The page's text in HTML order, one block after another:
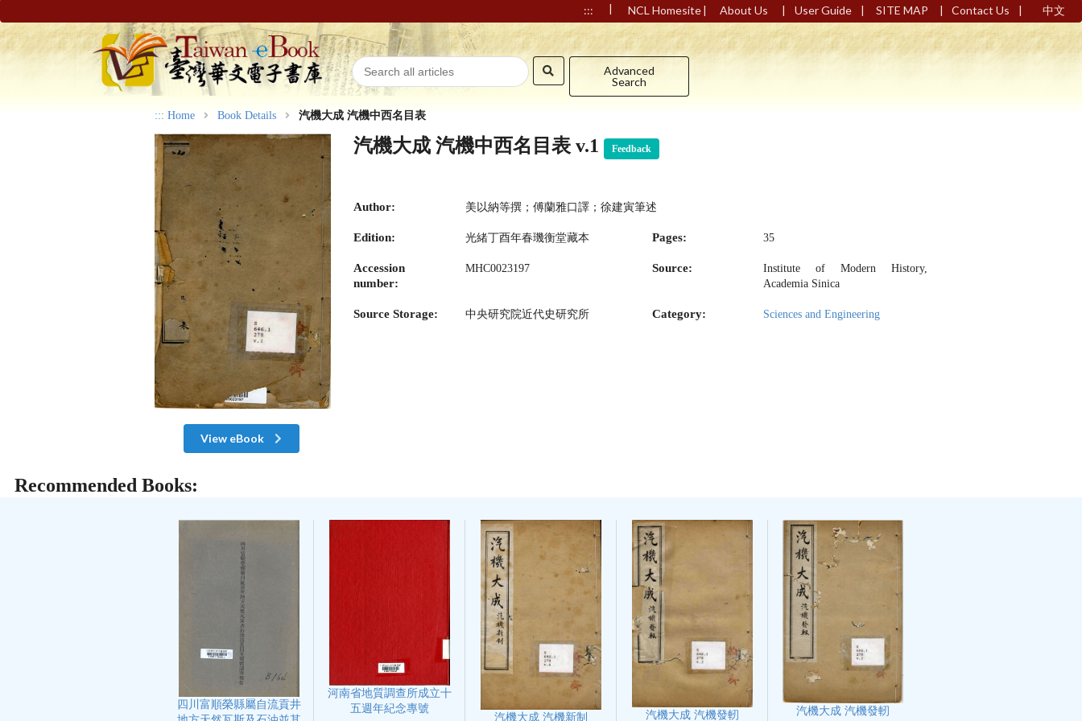
::: | NCL Homesite| About Us | User Guide | SITE MAP | Contact Us | 中文
Advanced
Search
::: Home Book Details 汽機大成 汽機中西名目表
View eBook
汽機大成 汽機中西名目表 v.1 Feedback
Author: 美以納等撰；傅蘭雅口譯；徐建寅筆述
Edition: 光緒丁酉年春璣衡堂藏本 Pages: 35
Accession
number:
MHC0023197 Source:
Institute of Modern History,
Academia Sinica
Source Storage: 中央研究院近代史研究所 Category: Sciences and Engineering
Recommended Books:
四川富順榮縣屬自流貢井
河南省地質調查所成立十
五週年紀念專號
汽機大成 汽機新制 汽機大成 汽機發軔 汽機大成 汽機發軔